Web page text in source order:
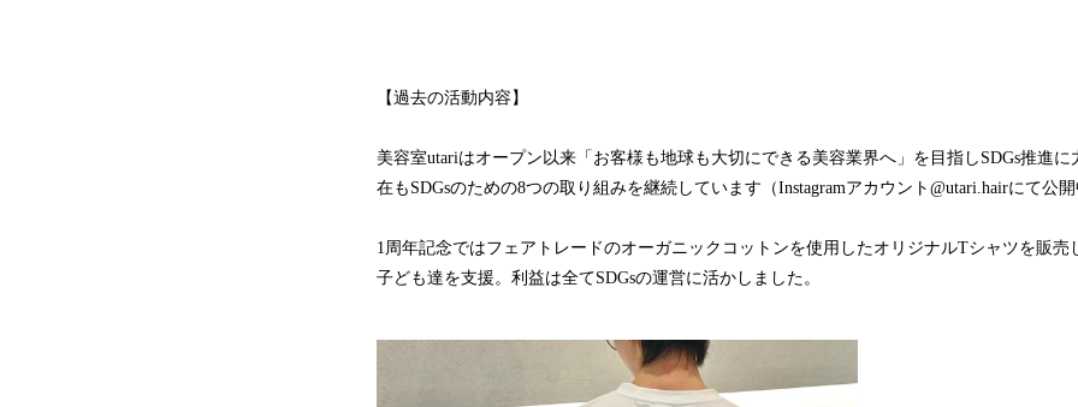
【過去の活動内容】
美容室utariはオープン以来「お客様も地球も大切にできる美容業界へ」を目指しSDGs推進
在もSDGsのための8つの取り組みを継続しています（Instagramアカウント@utari.hairにて公開
1周年記念ではフェアトレードのオーガニックコットンを使用したオリジナルTシャツを販売
子ども達を支援。利益は全てSDGsの運営に活かしました。